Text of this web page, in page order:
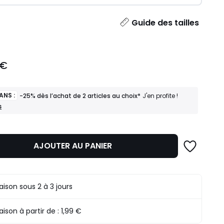
Guide des tailles
: -25% dès l’achat de 2 articles au choix* J'en profite !
AJOUTER AU PANIER
sous 2 à 3 jours
à partir de :1,99 €